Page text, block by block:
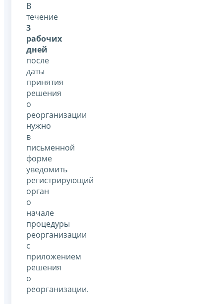
В
течение
3
рабочих
дней
после
даты
принятия
решения
о
реорганизации
нужно
в
письменной
форме
уведомить
регистрирующий
орган
о
начале
процедуры
реорганизации
с
приложением
решения
о
реорганизации.